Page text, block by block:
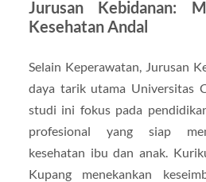
Jurusan Kebidanan:
Kesehatan Andal
Selain Keperawatan, Jurusan
daya tarik utama Universitas
studi ini fokus pada
profesional yang siap
kesehatan ibu dan anak.
Kupang menekankan